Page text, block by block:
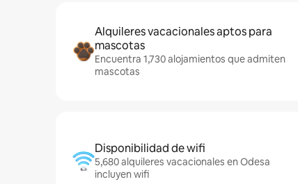
Alquileres vacacionales aptos para
mascotas
Encuentra 1,730 alojamientos que admiten
mascotas
Disponibilidad de wifi
5,680 alquileres vacacionales en Odesa
incluyen wifi